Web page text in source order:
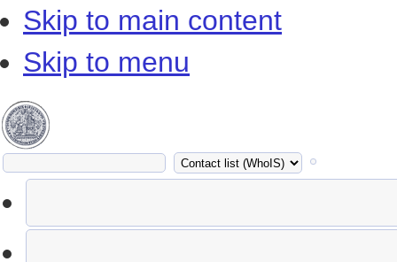
Skip to main content
Skip to menu